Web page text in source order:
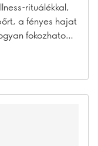
rituálékkal,
a fényes hajat
fokozhatod